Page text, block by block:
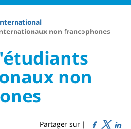
non francophones
non
Partager sur |